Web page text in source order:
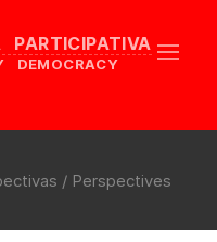
PARTICIPATIVA
DEMOCRACY
/ Perspectives